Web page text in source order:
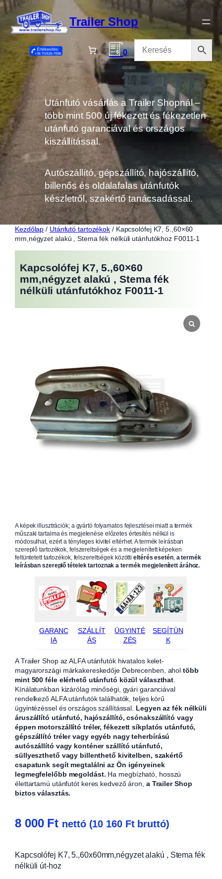
Ugrás
tartalomhoz
Trailer Shop
0
Utánfutó vásárlás a Trailer Shopnál –
több mint 500 új fékezett és fékezetlen
utánfutó garanciával és országos
kiszállítással.
Autószállító, gépszállító, hajószállító,
billenős és oldalafalas utánfutók
készletről, szakértő tanácsadással.
Kezdőlap / Utánfutó tartozékok / Kapcsolófej K7, 5.,60×60
mm,négyzet alakú , Stema fék nélküli utánfutókhoz F0011-1
Kapcsolófej K7, 5.,60×60
mm,négyzet alakú , Stema fék
nélküli utánfutókhoz F0011-1
A képek illusztrációk; a gyártó folyamatos fejlesztései miatt a termék
műszaki tartalma és megjelenése előzetes értesítés nélkül is
módosulhat, ezért a tényleges kivitel eltérhet. A termék leírásban
szereplő tartozékok, felszereltségek és a megjelenített képeken
feltüntetett tartozékok, felszereltségek közöttieltérés esetén, a termék
leírásban szereplő tételek tartoznak a termék megjelenített árához.
GARANC
IA
SZÁLLÍT
ÁS
ÜGYINTÉ
ZÉS
SEGÍTÜN
K
A Trailer Shop az ALFA utánfutók hivatalos kelet-
magyarországi márkakereskedője Debrecenben, aholtöbb
mint 500 féle elérhető utánfutó közül választhat
Kínálatunkban kizárólag minőségi, gyári garanciával
rendelkező ALFA utánfutók találhatók, teljes körű
ügyintézéssel és országos szállítással. Legyen az fék nélküli
áruszállító utánfutó, hajószállító, csónakszállító vagy
éppen motorszállító tréler, fékezett síkplatós utánfutó,
gépszállító tréler vagy egyéb nagy teherbírású
autószállító vagy konténer szállító utánfutó,
süllyeszthető vagy billenthető kivitelben, szakértő
csapatunk segít megtalálni az Ön igényeinek
legmegfelelőbb megoldást. Ha megbízható, hosszú
élettartamú utánfutót keres kedvező áron, a Trailer Shop
biztos választás.
8 000 Ft nettó (10 160 Ftbruttó)
Kapcsolófej K7, 5.,60x60mm,négyzet alakú , Stema fék
nélküli út-hoz